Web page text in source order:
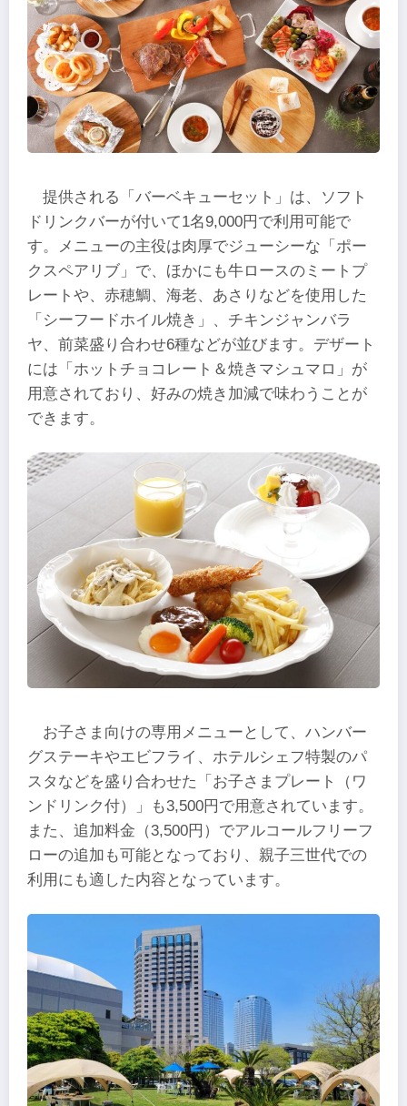
提供される「バーベキューセット」は、ソフト
ドリンクバーが付いて1名9,000円で利用可能で
す。メニューの主役は肉厚でジューシーな「ポー
クスペアリブ」で、ほかにも牛ロースのミートプ
レートや、赤穂鯛、海老、あさりなどを使用した
「シーフードホイル焼き」、チキンジャンバラ
ヤ、前菜盛り合わせ6種などが並びます。デザート
には「ホットチョコレート＆焼きマシュマロ」が
用意されており、好みの焼き加減で味わうことが
できます。
お子さま向けの専用メニューとして、ハンバー
グステーキやエビフライ、ホテルシェフ特製のパ
スタなどを盛り合わせた「お子さまプレート（ワ
ンドリンク付）」も3,500円で用意されています。
また、追加料金（3,500円）でアルコールフリーフ
ローの追加も可能となっており、親子三世代での
利用にも適した内容となっています。